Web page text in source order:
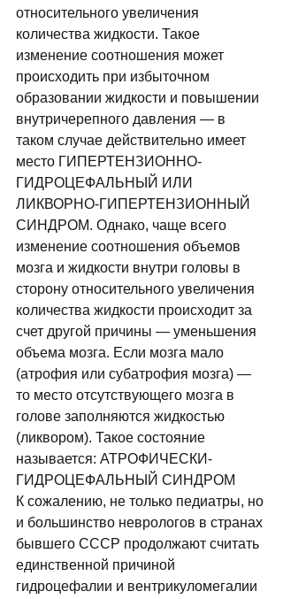
относительного увеличения
количества жидкости. Такое
изменение соотношения может
происходить при избыточном
образовании жидкости и повышении
внутричерепного давления — в
таком случае действительно имеет
место ГИПЕРТЕНЗИОННО-
ГИДРОЦЕФАЛЬНЫЙ ИЛИ
ЛИКВОРНО-ГИПЕРТЕНЗИОННЫЙ
СИНДРОМ. Однако, чаще всего
изменение соотношения объемов
мозга и жидкости внутри головы в
сторону относительного увеличения
количества жидкости происходит за
счет другой причины — уменьшения
объема мозга. Если мозга мало
(атрофия или субатрофия мозга) —
то место отсутствующего мозга в
голове заполняются жидкостью
(ликвором). Такое состояние
называется: АТРОФИЧЕСКИ-
ГИДРОЦЕФАЛЬНЫЙ СИНДРОМ
К сожалению, не только педиатры, но
и большинство неврологов в странах
бывшего СССР продолжают считать
единственной причиной
гидроцефалии и вентрикуломегалии